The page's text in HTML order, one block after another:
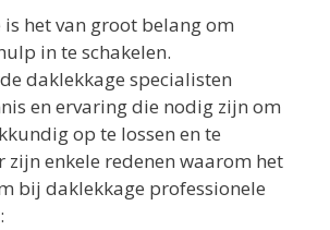
het van groot belang om
in te schakelen.
daklekkage specialisten
en ervaring die nodig zijn om
op te lossen en te
zijn enkele redenen waarom het
bij daklekkage professionele